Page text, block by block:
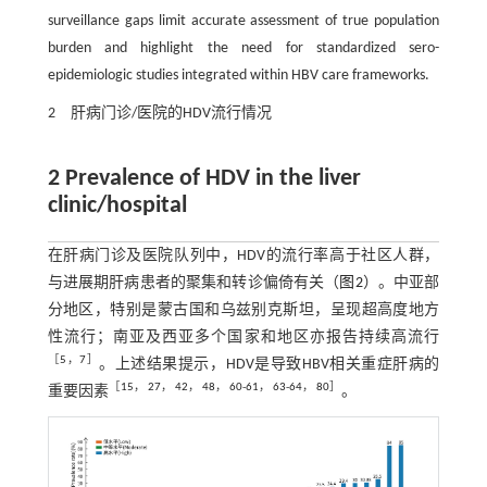
surveillance gaps limit accurate assessment of true population
burden and highlight the need for standardized sero-
epidemiologic studies integrated within HBV care frameworks.
2 肝病门诊/医院的HDV流行情况
2 Prevalence of HDV in the liver
clinic/hospital
在肝病门诊及医院队列中，HDV的流行率高于社区人群，
与进展期肝病患者的聚集和转诊偏倚有关（ 图2）。中亚部
分地区，特别是蒙古国和乌兹别克斯坦，呈现超高度地方
性流行；南亚及西亚多个国家和地区亦报告持续高流行
［5 ，7
。上述结果提示，HDV是导致HBV相关重症肝病的
重要因素［ 15， 27， 42， 48， 60-61， 63-64， 80］ 。